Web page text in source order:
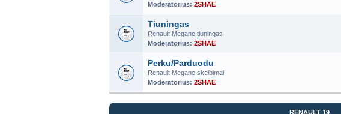
Moderatorius: 2SHAE
Tiuningas
Renault Megane tiuningas
Moderatorius: 2SHAE
Perku/Parduodu
Renault Megane skelbimai
Moderatorius: 2SHAE
RENAULT 19